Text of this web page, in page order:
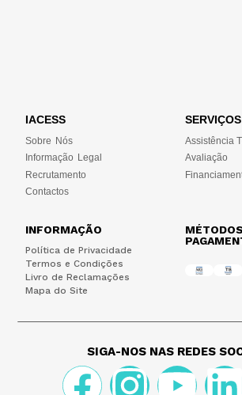
IACESS
Sobre Nós
Informação Legal
Recrutamento
Contactos
SERVIÇOS
Assistência
Avaliação
INFORMAÇÃO
Política de Privacidade
Termos e Condições
Livro de Reclamações
Mapa do Site
SIGA-NOS NAS REDES